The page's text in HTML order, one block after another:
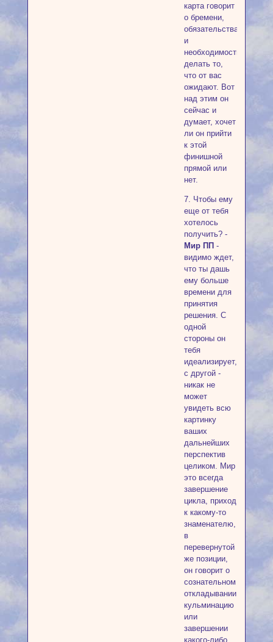
карта говорит
о бремени,
обязательствах
и
необходимости
делать то,
что от вас
ожидают. Вот
над этим он
сейчас и
думает, хочет
ли он прийти
к этой
финишной
прямой или
нет.
7. Чтобы ему
еще от тебя
хотелось
получить? -
Мир ПП -
видимо ждет,
что ты дашь
ему больше
времени для
принятия
решения. С
одной
стороны он
тебя
идеализирует,
с другой -
никак не
может
увидеть всю
картинку
ваших
дальнейших
перспектив
целиком. Мир
это всегда
завершение
цикла, приход
к какому-то
знаменателю,
в
перевернутой
же позиции,
он говорит о
сознательном
откладывании
кульминацию
или
завершении
какого-либо